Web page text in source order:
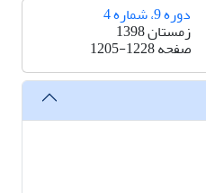
دوره 9، شماره 4
زمستان 1398
صفحه1205-1228